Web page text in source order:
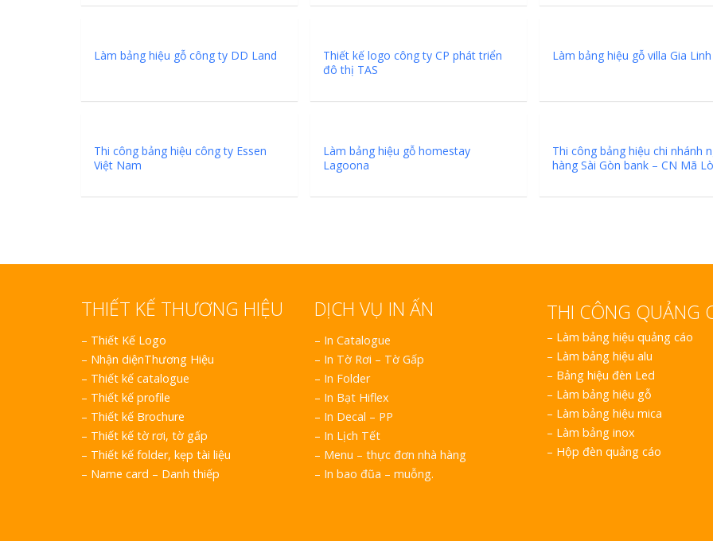
Làm bảng hiệu gỗ công ty DD Land
Thiết kế logo công ty CP phát triển
đô thị TAS
Làm bảng hiệu gỗ villa Gia Linh
Thi công bảng hiệu công ty Essen
Việt Nam
Làm bảng hiệu gỗ homestay
Lagoona
Thi công bảng hiệu chi nhánh
hàng Sài Gòn bank – CN Mã Lò
THIẾT KẾ THƯƠNG HIỆU
– Thiết Kế Logo
– Nhận diệnThương Hiệu
– Thiết kế catalogue
– Thiết kế profile
– Thiết kế Brochure
– Thiết kế tờ rơi, tờ gấp
– Thiết kế folder, kẹp tài liệu
– Name card – Danh thiếp
DỊCH VỤ IN ẤN
– In Catalogue
– In Tờ Rơi – Tờ Gấp
– In Folder
– In Bạt Hiflex
– In Decal – PP
– In Lịch Tết
– Menu – thực đơn nhà hàng
– In bao đũa – muỗng.
THI CÔNG QUẢNG
– Làm bảng hiệu quảng cáo
– Làm bảng hiệu alu
– Bảng hiệu đèn Led
– Làm bảng hiệu gỗ
– Làm bảng hiệu mica
– Làm bảng inox
– Hộp đèn quảng cáo